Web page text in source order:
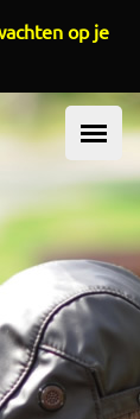
op je